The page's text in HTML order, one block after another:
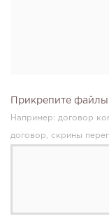
Прикрепите
Например: договор
договор, скрины